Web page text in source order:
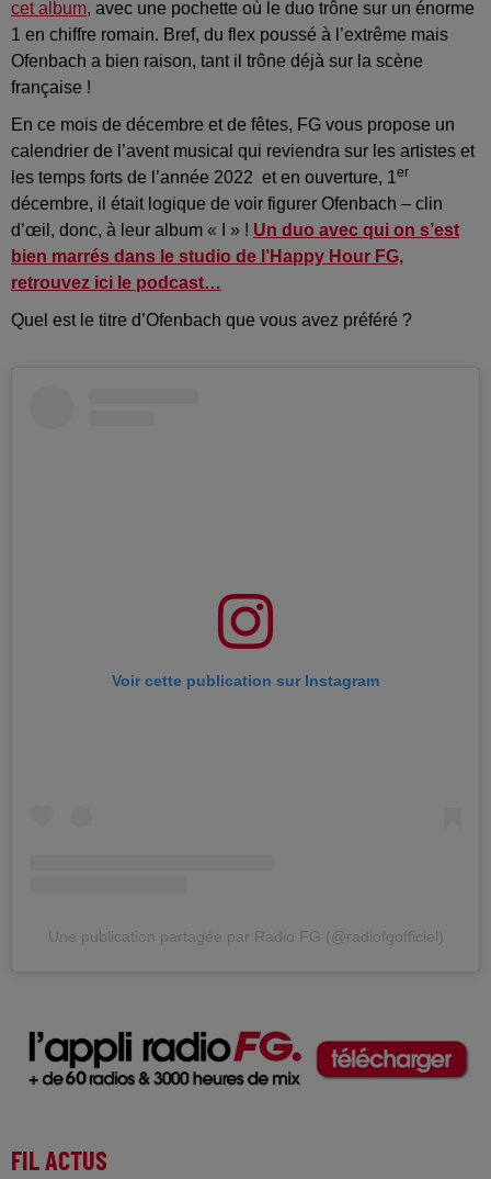
cet album, avec une pochette où le duo trône sur un énorme
1 en chiffre romain. Bref, du flex poussé à l’extrême mais
Ofenbach a bien raison, tant il trône déjà sur la scène
française !
En ce mois de décembre et de fêtes, FG vous propose un
calendrier de l’avent musical qui reviendra sur les artistes et
les temps forts de l’année 2022 et en ouverture, 1er
décembre, il était logique de voir figurer Ofenbach – clin
d’œil, donc, à leur album « I » ! Un duo avec qui on s’est
bien marrés dans le studio de l’Happy Hour FG,
retrouvez ici le podcast…
Quel est le titre d’Ofenbach que vous avez préféré ?
Voir cette publication sur Instagram
Une publication partagée par Radio FG (@radiofgofficiel)
FIL ACTUS